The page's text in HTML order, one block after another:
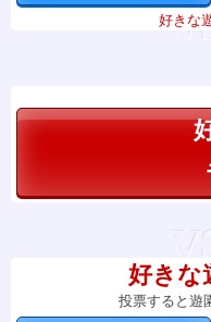
好きな
好きな
投票すると遊